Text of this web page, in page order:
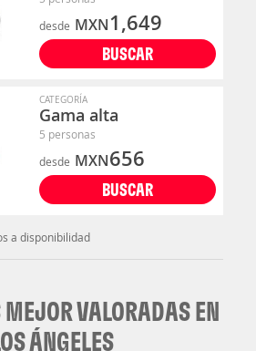
desde MXN1,649
BUSCAR
CATEGORÍA
Gama alta
5 personas
desde MXN656
BUSCAR
a disponibilidad
VALORADAS EN
ÁNGELES